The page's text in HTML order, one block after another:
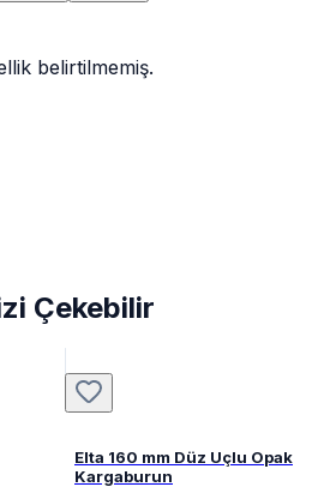
belirtilmemiş.
Çekebilir
Elta 160 mm Düz Uçlu Opak
Kargaburun